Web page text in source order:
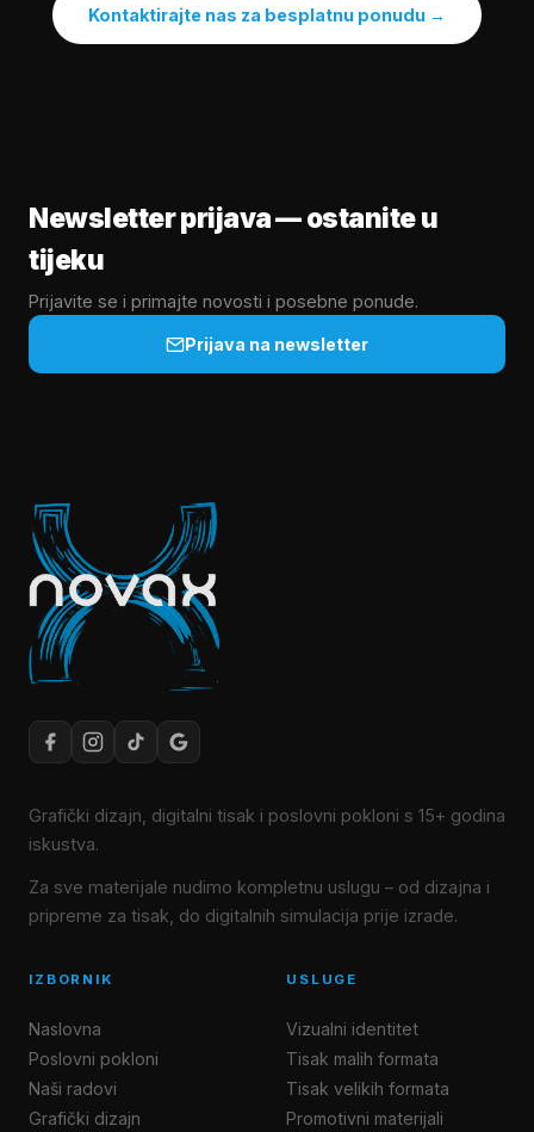
Kontaktirajte nas za besplatnu ponudu →
Newsletter prijava — ostanite u
tijeku
Prijavite se i primajte novosti i posebne ponude.
Prijava na newsletter
Grafički dizajn, digitalni tisak i poslovni pokloni s 15+ godina
iskustva.
Za sve materijale nudimo kompletnu uslugu – od dizajna i
pripreme za tisak, do digitalnih simulacija prije izrade.
IZBORNIK
Naslovna
Poslovni pokloni
Naši radovi
Grafički dizajn
USLUGE
Vizualni identitet
Tisak malih formata
Tisak velikih formata
Promotivni materijali